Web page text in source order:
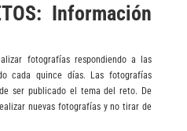
Información
fotografías respondiendo a las
cada quince días. Las fotografías
ser publicado el tema del reto. De
nuevas fotografías y no tirar de